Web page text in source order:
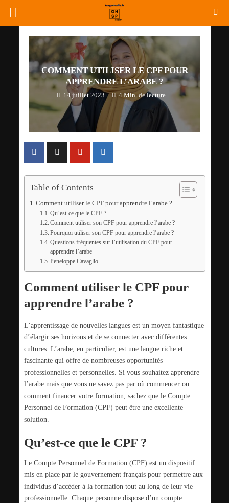
COMMENT UTILISER LE CPF POUR
APPRENDRE L’ARABE ?
14 juillet 2023 4 Min. de lecture
Table of Contents
Comment utiliser le CPF pour apprendre l’arabe ?
Qu’est-ce que le CPF ?
Comment utiliser son CPF pour apprendre l’arabe ?
Pourquoi utiliser son CPF pour apprendre l’arabe ?
Questions fréquentes sur l’utilisation du CPF pour
apprendre l’arabe
Peneloppe Cavaglio
Comment utiliser le CPF pour
apprendre l’arabe ?
L’apprentissage de nouvelles langues est un moyen fantastique
d’élargir ses horizons et de se connecter avec différentes
cultures. L’arabe, en particulier, est une langue riche et
fascinante qui offre de nombreuses opportunités
professionnelles et personnelles. Si vous souhaitez apprendre
l’arabe mais que vous ne savez pas par où commencer ou
comment financer votre formation, sachez que le Compte
Personnel de Formation (CPF) peut être une excellente
solution.
Qu’est-ce que le CPF ?
Le Compte Personnel de Formation (CPF) est un dispositif
mis en place par le gouvernement français pour permettre aux
individus d’accéder à la formation tout au long de leur vie
professionnelle. Chaque personne dispose d’un compte